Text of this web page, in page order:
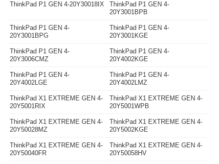
ThinkPad P1 GEN 4-20Y30018IX
ThinkPad P1 GEN 4-
20Y3001BPB
ThinkPad P1 GEN 4-
20Y3001BPG
ThinkPad P1 GEN 4-
20Y3001KGE
ThinkPad P1 GEN 4-
20Y3006CMZ
ThinkPad P1 GEN 4-
20Y4002KGE
ThinkPad P1 GEN 4-
20Y4002LGE
ThinkPad P1 GEN 4-
20Y4002LMZ
ThinkPad X1 EXTREME GEN 4-
20Y5001RIX
ThinkPad X1 EXTREME GEN 4-
20Y5001WPB
ThinkPad X1 EXTREME GEN 4-
20Y50028MZ
ThinkPad X1 EXTREME GEN 4-
20Y5002KGE
ThinkPad X1 EXTREME GEN 4-
20Y50040FR
ThinkPad X1 EXTREME GEN 4-
20Y50058HV